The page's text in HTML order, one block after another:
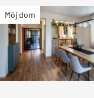
Môj dom